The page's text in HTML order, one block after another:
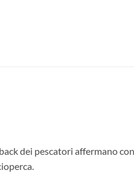
dei pescatori affermano